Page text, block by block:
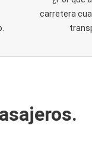
carretera